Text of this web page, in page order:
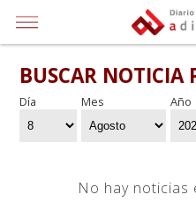
BUSCAR NOTICIA
Día Mes
Año
No hay noticias